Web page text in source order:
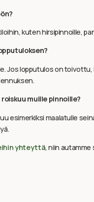
kuten hirsipinnoille,
Jos lopputulos on
muille pinnoille?
esimerkiksi maalatulle
yhteyttä, niin autamme